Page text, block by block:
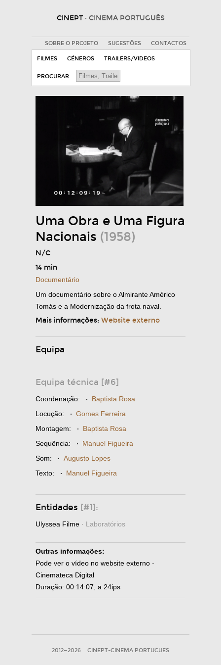
CINEPT · CINEMA PORTUGUÊS
SOBRE O PROJETO SUGESTÕES CONTACTOS
FILMES GÉNEROS TRAILERS/VIDEOS
PROCURAR
Uma Obra e Uma Figura
Nacionais (1958)
N/C
14 min
Documentário
Um documentário sobre o Almirante Américo
Tomás e a Modernização da frota naval.
Mais informações: Website externo
Equipa
Equipa técnica [#6]
Coordenação: · Baptista Rosa
Locução: · Gomes Ferreira
Montagem: · Baptista Rosa
Sequência: · Manuel Figueira
Som: · Augusto Lopes
Texto: · Manuel Figueira
Entidades [#1]:
Ulyssea Filme · Laboratórios
Outras informações:
Pode ver o vídeo no website externo -
Cinemateca Digital
Duração: 00:14:07, a 24ips
2012—2026 CINEPT-CINEMA PORTUGUES